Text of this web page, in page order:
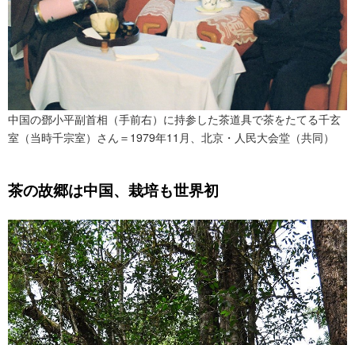
中国の鄧小平副首相（手前右）に持参した茶道具で茶をたてる千玄
室（当時千宗室）さん＝1979年11月、北京・人民大会堂（共同）
茶の故郷は中国、栽培も世界初